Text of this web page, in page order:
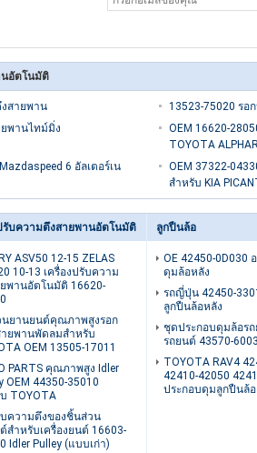
นอัตโนมัติ
สายพาน
13523-75020 รอ
พานไทม์มิ่ง
OEM 16620-
TOYOTA
6 อัลเตอร์เน
OEM 37322-
สําหรับ KIA
รับความตึงสายพานอัตโนมัติ
ASV50 12-15 ZELAS
10-13 เครื่องปรับความ
พานอัตโนมัติ 16620-
ยานยนต์คุณภาพสูงรอก
ยพานพัดลมสำหรับ
OEM 13505-17011
PARTS คุณภาพสูง Idler
OEM 44350-35010
TOYOTA
ความตึงของชิ้นส่วน
สำหรับเครื่องยนต์ 16603-
Idler Pulley (แบบเก่า)
ลูกปืนล้อ
OE 42450-0D030
ดุมล้อหลัง
รถญี่ปุ่น 42450-
ลูกปืนล้อหลัง
ชุดประกอบดุมล้อรถ
รถยนต์ 43570-
TOYOTA RAV4
42410-42050
ประกอบดุมลูกปืนล้อ